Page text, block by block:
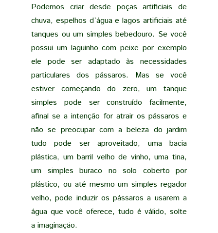
Podemos criar desde poças artificiais de
chuva, espelhos d`água e lagos artificiais até
tanques ou um simples bebedouro. Se você
possui um laguinho com peixe por exemplo
ele pode ser adaptado às necessidades
particulares dos pássaros. Mas se você
estiver começando do zero, um tanque
simples pode ser construído facilmente,
afinal se a intenção for atrair os pássaros e
não se preocupar com a beleza do jardim
tudo pode ser aproveitado, uma bacia
plástica, um barril velho de vinho, uma tina,
um simples buraco no solo coberto por
plástico, ou até mesmo um simples regador
velho, pode induzir os pássaros a usarem a
água que você oferece, tudo é válido, solte
a imaginação.